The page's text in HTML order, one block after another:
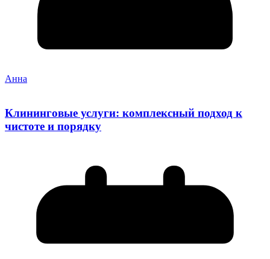
Анна
Клининговые услуги: комплексный подход к
чистоте и порядку